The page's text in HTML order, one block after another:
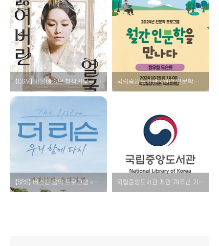
【CGV】 서울예술단 창작가무극 <잃어버린 얼굴 1895> 재상영 소개! [공연 영화 극장 명성황후 뮤지컬 티켓 예매] 국립중앙도서관 <월간 인문학을 만나다 - 정우철 도슨트> 강연 소개! [일정 시간 신청 참여 방법]
【SBS】 버스킹 음악 프로그램 <더 리슨: 우리 함께 다시> 소개! [출연진 가수 라인업 예능 방영일 시간 요일 이비 다시보기] 국립중앙도서관 개관 79주년 기념 유공자 시상식! [수상자 명단 문체부 장관 표창 포상]